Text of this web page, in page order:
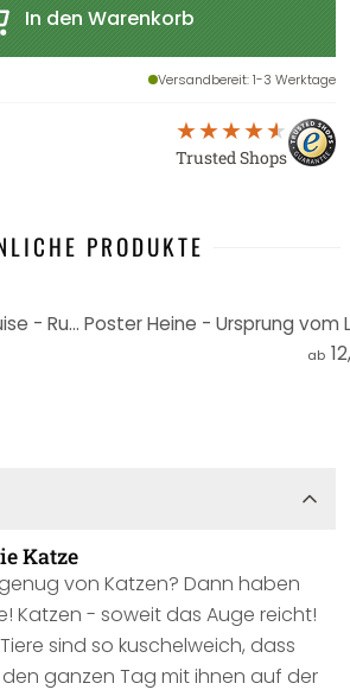
In den Warenkorb
Versandbereit: 1-3 Werktage
Trusted Shops
PRODUKTE
Poster Heine - Intelligente Eule mit Brille - Astro Cruise - Rund
ab
Katze
von Katzen? Dann haben
Katzen - soweit das Auge reicht!
sind so kuschelweich, dass
ganzen Tag mit ihnen auf der